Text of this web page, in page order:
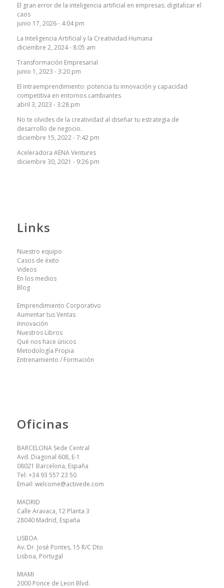
El gran error de la inteligencia artificial en empresas: digitalizar el
caos
junio 17, 2026 - 4:04 pm
La Inteligencia Artificial y la Creatividad Humana
diciembre 2, 2024 - 8:05 am
Transformación Empresarial
junio 1, 2023 - 3:20 pm
El intraemprendimiento: potencia tu innovación y capacidad
competitiva en entornos cambiantes
abril 3, 2023 - 3:28 pm
No te olvides de la creatividad al diseñar tu estrategia de
desarrollo de negocio.
diciembre 15, 2022 - 7:42 pm
Aceleradora AENA Ventures
diciembre 30, 2021 - 9:26 pm
Links
Nuestro equipo
Casos de éxito
Videos
En los medios
Blog
Emprendimiento Corporativo
Aumentar tus Ventas
Innovación
Nuestros Libros
Qué nos hace únicos
Metodología Propia
Entrenamiento / Formación
Oficinas
BARCELONA Sede Central
Avd. Diagonal 608, E-1
08021 Barcelona, España
Tel: +34 93 557 23 50
Email: welcome@activede.com
MADRID
Calle Aravaca, 12 Planta 3
28040 Madrid, España
LISBOA
Av. Dr. José Pontes, 15 R/C Dto
Lisboa, Portugal
MIAMI
2000 Ponce de Leon Blvd.